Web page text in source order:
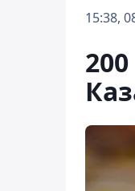
15:38,